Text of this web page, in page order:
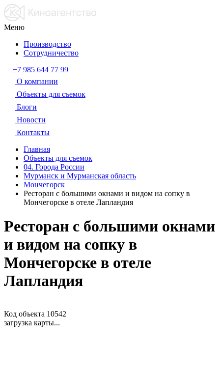
Меню
Производство
Сотрудничество
+7 985 644 77 99
О компании
Объекты для съемок
Блоги
Новости
Контакты
Главная
Объекты для съемок
04. Города России
Мурманск и Мурманская область
Мончегорск
Ресторан с большими окнами и видом на сопку в
Мончегорске в отеле Лапландия
Ресторан с большими окнами
и видом на сопку в
Мончегорске в отеле
Лапландия
Код объекта 10542
загрузка карты...